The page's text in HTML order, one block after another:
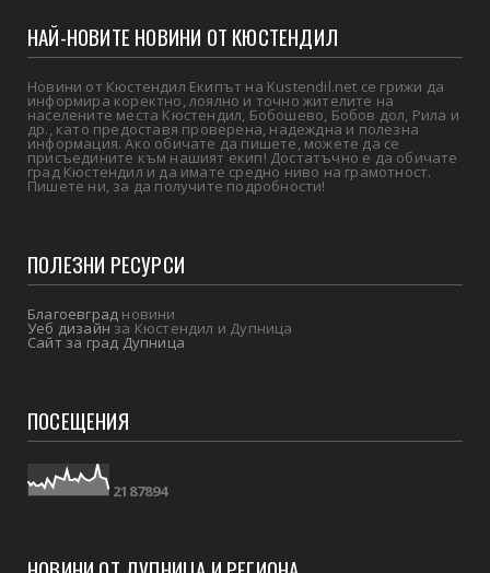
НАЙ-НОВИТЕ НОВИНИ ОТ КЮСТЕНДИЛ
Новини от Кюстендил Екипът на Kustendil.net се грижи да
информира коректно, лоялно и точно жителите на
населените места Кюстендил, Бобошево, Бобов дол, Рила и
др., като предоставя проверена, надеждна и полезна
информация. Ако обичате да пишете, можете да се
присъедините към нашият екип! Достатъчно е да обичате
град Кюстендил и да имате средно ниво на грамотност.
Пишете ни, за да получите подробности!
ПОЛЕЗНИ РЕСУРСИ
Благоевград новини
Уеб дизайнза Кюстендил и Дупница
Сайт за град Дупница
ПОСЕЩЕНИЯ
21 87894